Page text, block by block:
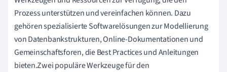
Prozess unterstützen und vereinfachen können. Dazu
gehören spezialisierte Softwarelösungen zur Modellierung
von Datenbankstrukturen, Online-Dokumentationen und
Gemeinschaftsforen, die Best Practices und Anleitungen
bieten.Zwei populäre Werkzeuge für den